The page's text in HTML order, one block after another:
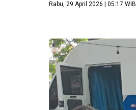
Rabu, 29 April 2026 | 05:17 WIB